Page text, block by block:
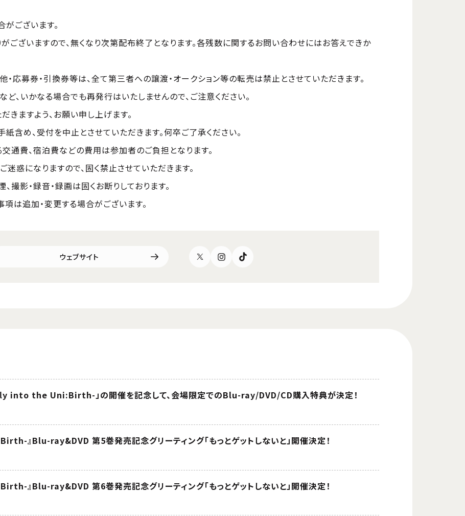
ございます。
ございますので、無くなり次第配布終了となります。各残数に関するお問い合わせにはお答えできか
応募券・引換券等は、全て第三者への譲渡・オークション等の転売は禁止とさせていただきます。
、いかなる場合でも再発行はいたしませんので、ご注意ください。
ますよう、お願い申し上げます。
含め、受付を中止とさせていただきます。何卒ご了承ください。
通費、宿泊費などの費用は参加者のご負担となります。
惑になりますので、固く禁止させていただきます。
撮影・録音・録画は固くお断りしております。
は追加・変更する場合がございます。
ウェブサイト
into the Uni:Birth-」の開催を記念して、会場限定でのBlu-ray/DVD/CD購入特典が決定！
』Blu-ray&DVD 第5巻発売記念グリーティング「もっとゲットしないと」開催決定！
』Blu-ray&DVD 第6巻発売記念グリーティング「もっとゲットしないと」開催決定！